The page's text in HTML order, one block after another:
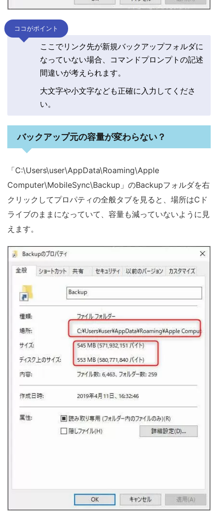
ココがポイント
ここでリンク先が新規バックアップフォルダに
なっていない場合、コマンドプロンプトの記述
間違いが考えられます。
大文字や小文字なども正確に入力してくださ
い。
バックアップ元の容量が変わらない？
「C:\Users\user\AppData\Roaming\Apple
Computer\MobileSync\Backup」のBackupフォルダを右
クリックしてプロパティの全般タブを見ると、場所はCド
ライブのままになっていて、容量も減っていないように見
えます。